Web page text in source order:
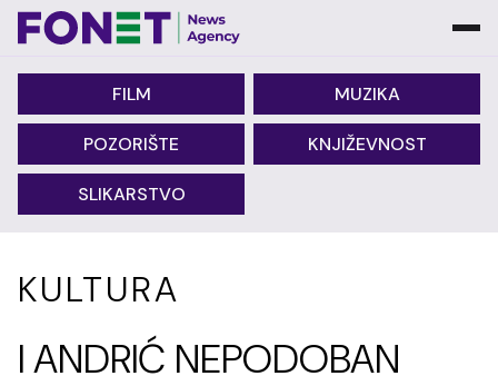
FILM MUZIKA
POZORIŠTE KNJIŽEVNOST
SLIKARSTVO
KULTURA
I ANDRIĆ NEPODOBAN